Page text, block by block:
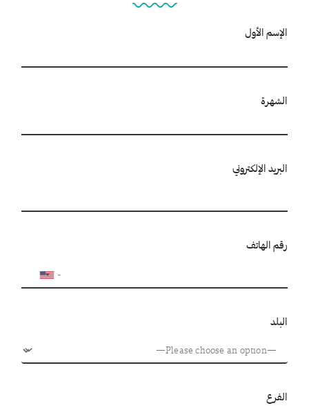
الإسم الأول
الشهرة
البريد الإلكتروني
رقم الهاتف
البلد
الفرع